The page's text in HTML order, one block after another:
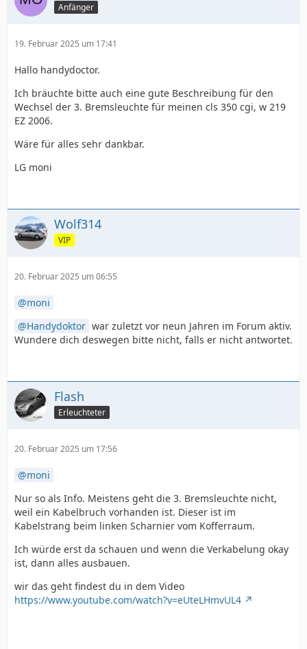
Anfänger
19. Februar 2025 um 17:41
Hallo handydoctor.
Ich bräuchte bitte auch eine gute Beschreibung für den
Wechsel der 3. Bremsleuchte für meinen cls 350 cgi, w 219
EZ 2006.
Wäre für alles sehr dankbar.
LG moni
Wolf314
VIP
20. Februar 2025 um 06:55
moni
Handydoktor war zuletzt vor neun Jahren im Forum aktiv.
Wundere dich deswegen bitte nicht, falls er nicht antwortet.
Flash
Erleuchteter
20. Februar 2025 um 17:56
moni
Nur so als Info. Meistens geht die 3. Bremsleuchte nicht,
weil ein Kabelbruch vorhanden ist. Dieser ist im
Kabelstrang beim linken Scharnier vom Kofferraum.
Ich würde erst da schauen und wenn die Verkabelung okay
ist, dann alles ausbauen.
wir das geht findest du in dem Video
https://www.youtube.com/watch?v=eUteLHmvUL4